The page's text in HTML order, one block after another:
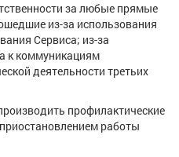
за любые прямые
из-за использования
Сервиса; из-за
к коммуникациям
деятельности третьих
профилактические
работы